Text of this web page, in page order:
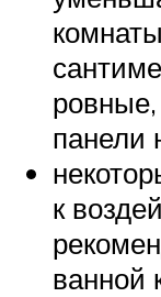
панели
к
ванной